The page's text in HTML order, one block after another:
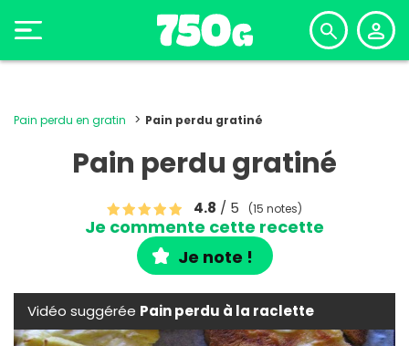
Pain perdu en gratin Pain perdu gratiné
Pain perdu gratiné
4.8 / 5 (15 notes)
Je commente cette recette
Je note !
Vidéo suggérée Pain perdu à la raclette